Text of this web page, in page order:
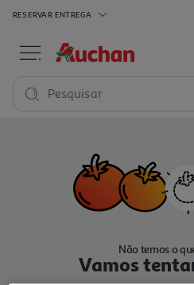
RESERVAR ENTREGA
Pesquisar
Não temos o
Vamos